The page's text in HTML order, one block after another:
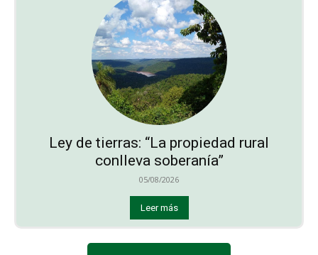
Ley de tierras: “La propiedad rural
conlleva soberanía”
05/08/2026
Leer más